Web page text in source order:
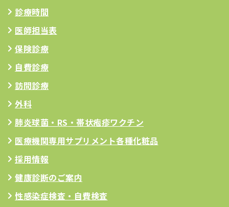
診療時間
医師担当表
保険診療
自費診療
訪問診療
外科
肺炎球菌・RS ・帯状疱疹ワクチン
医療機関専用サプリメント各種化粧品
採用情報
健康診断のご案内
性感染症検査・自費検査